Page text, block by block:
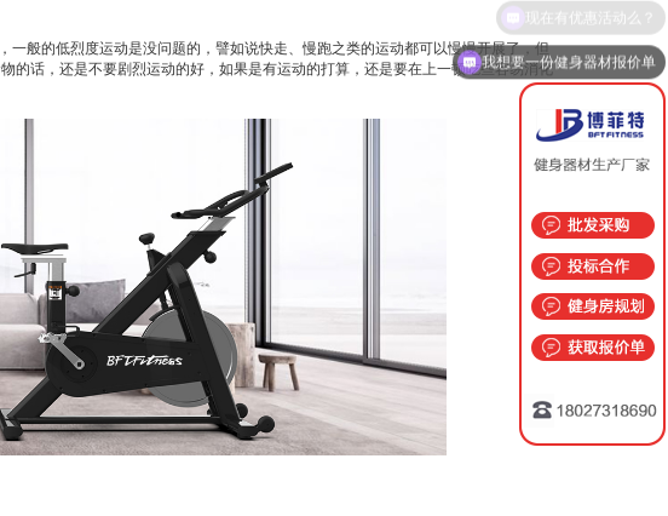
般的低烈度运动是没问题的，譬如说快走、慢跑之类的运动都可以慢慢开展了，但
的话，还是不要剧烈运动的好，如果是有运动的打算，还是要在上一顿吃些容易消化
我想要一份健身器材报价单